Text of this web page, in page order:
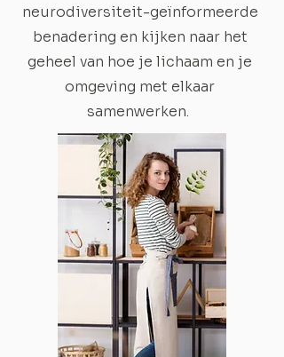
neurodiversiteit-geïnformeerde
benadering en kijken naar het
geheel van hoe je lichaam en je
omgeving met elkaar
samenwerken.